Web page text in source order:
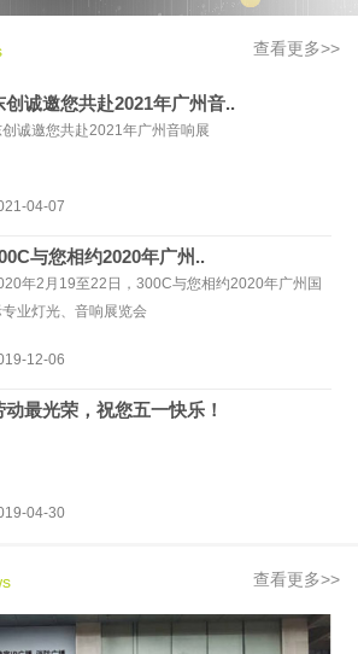
查看更多>>
创诚邀您共赴2021年广州音..
创诚邀您共赴2021年广州音响展
04-07
与您相约2020年广州..
年2月19至22日，300C与您相约2020年广州国
业灯光、音响展览会
12-06
动最光荣，祝您五一快乐！
04-30
查看更多>>